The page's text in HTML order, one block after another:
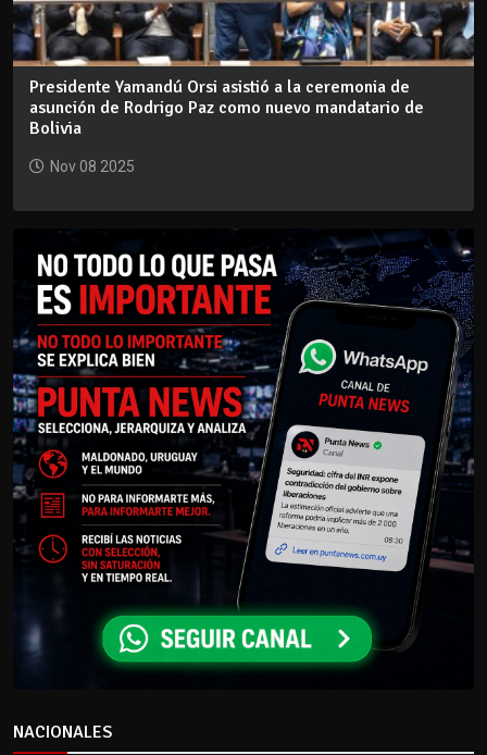
Presidente Yamandú Orsi asistió a la ceremonia de
asunción de Rodrigo Paz como nuevo mandatario de
Bolivia
Nov 08 2025
NACIONALES